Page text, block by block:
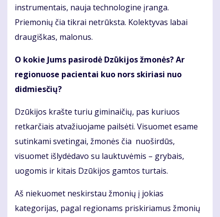
instrumentais, nauja technologine įranga.
Priemonių čia tikrai netrūksta. Kolektyvas labai
draugiškas, malonus.
O kokie Jums pasirodė Dzūkijos žmonės? Ar
regionuose pacientai kuo nors skiriasi nuo
didmiesčių?
Dzūkijos krašte turiu giminaičių, pas kuriuos
retkarčiais atvažiuojame pailsėti. Visuomet esame
sutinkami svetingai, žmonės čia nuoširdūs,
visuomet išlydėdavo su lauktuvėmis – grybais,
uogomis ir kitais Dzūkijos gamtos turtais.
Aš niekuomet neskirstau žmonių į jokias
kategorijas, pagal regionams priskiriamus žmonių